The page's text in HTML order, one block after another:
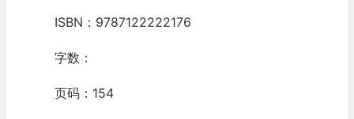
ISBN：9787122222176
字数：
页码：154